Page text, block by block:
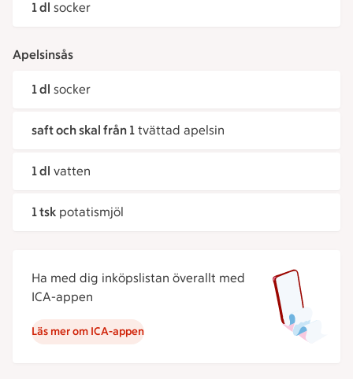
1 dl socker
Apelsinsås
1 dl socker
saft och skal från 1 tvättad apelsin
1 dl vatten
1 tsk potatismjöl
Ha med dig inköpslistan överallt med
ICA-appen
Läs mer om ICA-appen